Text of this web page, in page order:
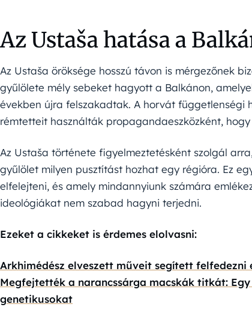
Az Ustaša hatása a
Az Ustaša öröksége hosszú távon is mérgezőnek
gyűlölete mély sebeket hagyott a Balkánon,
években újra felszakadtak. A horvát függetlenségi
rémtetteit használták propagandaeszközként,
Az Ustaša története figyelmeztetésként szolgál
gyűlölet milyen pusztítást hozhat egy régióra. Ez
elfelejteni, és amely mindannyiunk számára
ideológiákat nem szabad hagyni terjedni.
Ezeket a cikkeket is érdemes elolvasni:
Arkhimédész elveszett műveit segített felfedezni
Megfejtették a narancssárga macskák titkát:
genetikusokat